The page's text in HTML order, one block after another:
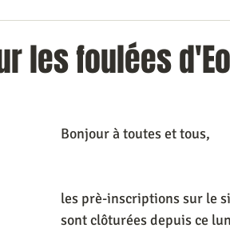
les foulées
Bonjour à toutes et tous,
les prè-inscriptions sur le
sont clôturées depuis ce